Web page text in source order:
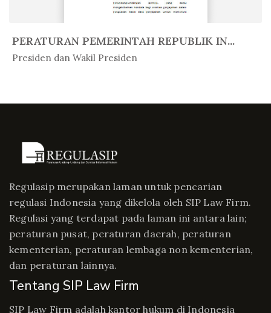
PERATURAN PEMERINTAH REPUBLIK IN...
Presiden dan Wakil Presiden
In Peratur...
Regulasip merupakan laman untuk pencarian
regulasi Indonesia yang dikelola oleh SIP Law Firm.
Regulasi yang terdapat pada laman ini antara lain;
peraturan pusat, peraturan daerah, peraturan
kementerian, peraturan lembaga non kementerian,
dan peraturan lainnya.
Tentang SIP Law Firm
SIP Law Firm adalah kantor hukum di Indonesia